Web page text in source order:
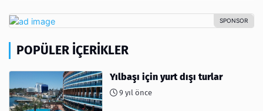
POPÜLER İÇERIKLER
Yılbaşı için yurt dışı turlar
9 yıl önce